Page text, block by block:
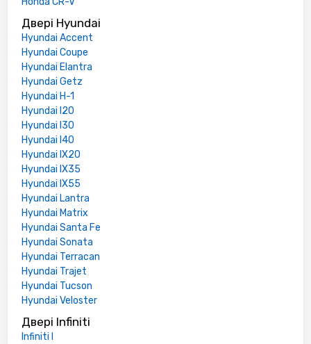
Двері Hyundai
Hyundai Accent
Hyundai Coupe
Hyundai Elantra
Hyundai Getz
Hyundai H-1
Hyundai I20
Hyundai I30
Hyundai I40
Hyundai IX20
Hyundai IX35
Hyundai IX55
Hyundai Lantra
Hyundai Matrix
Hyundai Santa Fe
Hyundai Sonata
Hyundai Terracan
Hyundai Trajet
Hyundai Tucson
Hyundai Veloster
Двері Infiniti
Infiniti I